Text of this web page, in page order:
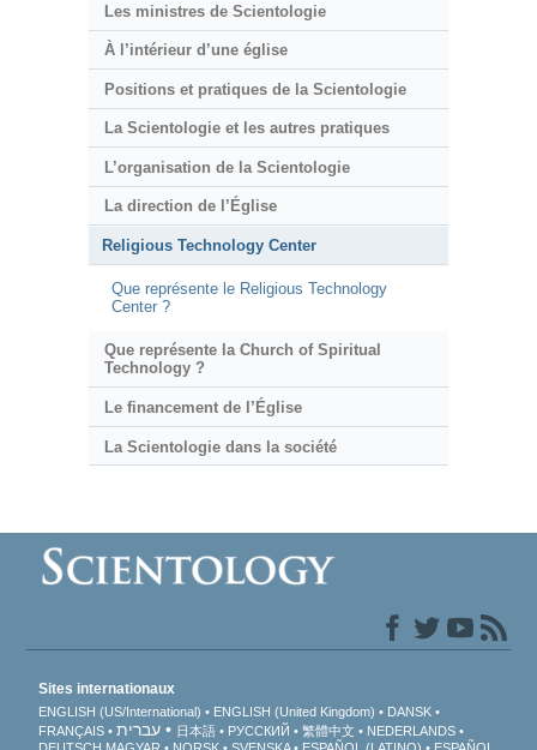
Les ministres de Scientologie
À l’intérieur d’une église
Positions et pratiques de la Scientologie
La Scientologie et les autres pratiques
L’organisation de la Scientologie
La direction de l’Église
Religious Technology Center
Que représente le Religious Technology
Center ?
Que représente la Church of Spiritual
Technology ?
Le financement de l’Église
La Scientologie dans la société
Sites internationaux
ENGLISH (US/International) ENGLISH (United Kingdom)
DANSK
FRANÇAIS
עברית 日本語 РУССКИЙ 繁體中文
NEDERLANDS